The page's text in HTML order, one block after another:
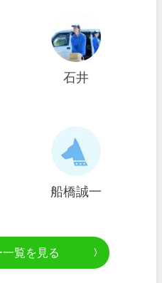
石井
船橋誠一
一覧を見る